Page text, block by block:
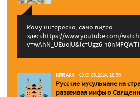
Кому интересно, само видео
здесьhttps://www.youtube.com/
v=wAhN_UEuojU&lc=Ugz6-
KRR AKK 09.06.2024, 18:56
Русские мусульмане на
pазвеивая мифы о